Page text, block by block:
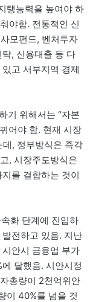
탱능력을 높여야 하
야함. 전통적인 신
모펀드, 벤처투자
, 신용대출 등 다
고 서부지역 경제
기 위해서는 “자본
어야 함. 현재 시장
, 정부방식은 즉각
, 시장주도방식은
를 결합하는 것이
화 단계에 진입하
전하고 있음. 지난
안시 금융업 부가
달했음. 시안시정
총량이 2천억위안
이 40%를 넘을 것